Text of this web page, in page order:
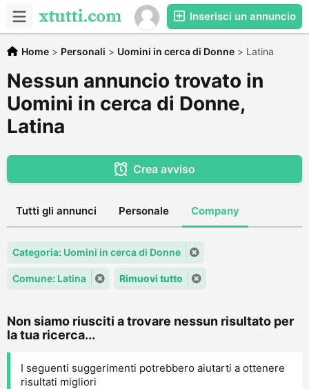
Inserisci un annuncio
Home > Personali > Uomini in cerca di Donne > Latina
Nessun annuncio trovato in
Uomini in cerca di Donne,
Latina
Crea avviso
Tutti gli annunci Personale Company
Categoria: Uomini in cerca di Donne
Comune: Latina Rimuovi tutto
Non siamo riusciti a trovare nessun risultato per
la tua ricerca...
I seguenti suggerimenti potrebbero aiutarti a ottenere
risultati migliori